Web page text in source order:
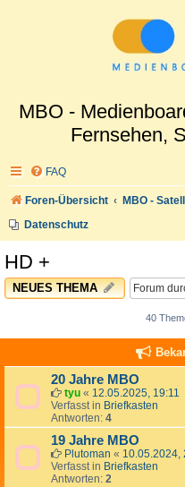
MBO -
Fernsehen,
FAQ
Foren-Übersicht MBO -
Datenschutz
HD +
NEUES THEMA
40
20 Jahre MBO
tyu « 12.05.2025, 19:11
Verfasst in Briefkasten
Antworten: 4
19 Jahre MBO
Plutoman « 10.05.2024,
Verfasst in Briefkasten
Antworten: 2